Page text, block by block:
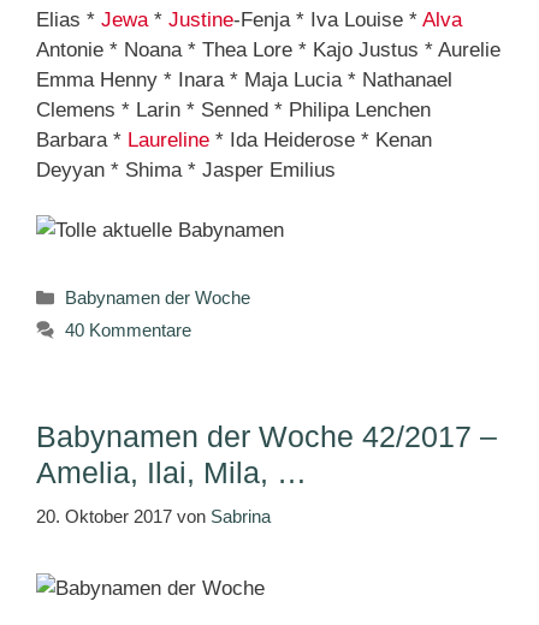
Elias * Jewa * Justine-Fenja * Iva Louise * Alva
Antonie * Noana * Thea Lore * Kajo Justus * Aurelie
Emma Henny * Inara * Maja Lucia * Nathanael
Clemens * Larin * Senned * Philipa Lenchen
Barbara * Laureline * Ida Heiderose * Kenan
Deyyan * Shima * Jasper Emilius
Kategorien
Babynamen der Woche
40 Kommentare
Babynamen der Woche 42/2017 –
Amelia, Ilai, Mila, …
20. Oktober 2017 von Sabrina